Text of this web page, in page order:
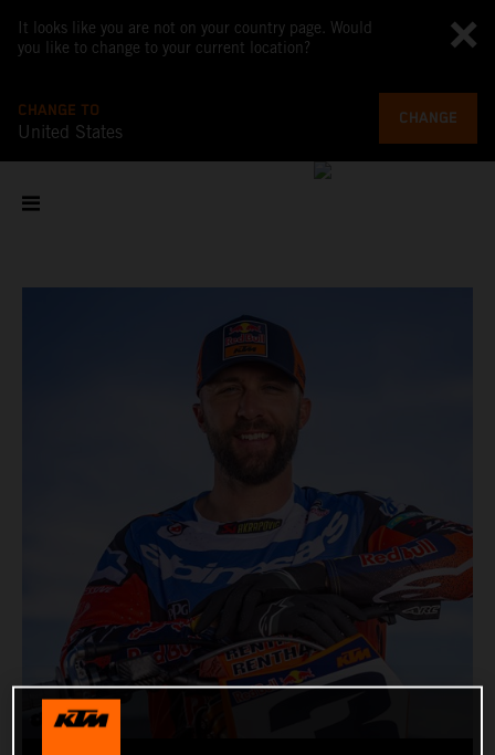
It looks like you are not on your country page. Would
you like to change to your current location?
CHANGE TO
United States
CHANGE